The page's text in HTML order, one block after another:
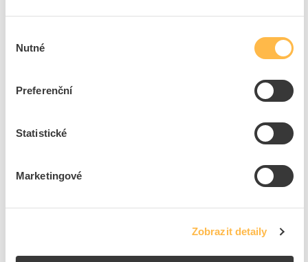
souhlasu
Nutné
Preferenční
Statistické
Marketingové
Zobrazit detaily
Přidat k porovnání
BROTHER Bužírka HSE-231E smršťovací 11,2 mm
824,24 Kč/ks
4 ks